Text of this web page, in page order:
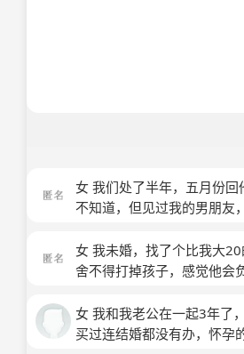
女 我们处了半年，五月份
不知道，但见过我的男朋友
要投资钱，于是我用我的身
我家人，并且告诉他们我要
了，家里人恨他，不让我们
里人还在给我介绍相亲对象
女 我未婚，找了个比我大
舍不得打掉孩子，感觉他会
以前特别不喜欢孩子，我现
赶紧挣点钱养孩子，我也没
女 我和我老公在一起3年了
买过连结婚都没有办，怀孕